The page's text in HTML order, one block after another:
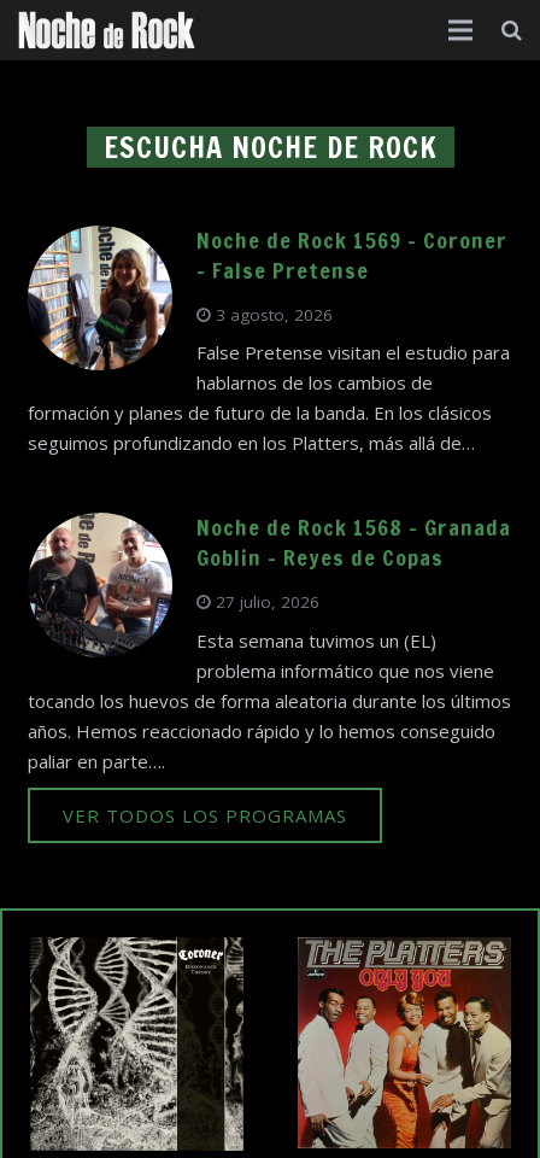
Categorías
Foro
Contacto
Acerca de
ESCUCHA NOCHE DE ROCK
Noche de Rock 1569 – Coroner
– False Pretense
3 agosto, 2026
False Pretense visitan el estudio para
hablarnos de los cambios de
formación y planes de futuro de la banda. En los clásicos
seguimos profundizando en los Platters, más allá de…
Noche de Rock 1568 – Granada
Goblin – Reyes de Copas
27 julio, 2026
Esta semana tuvimos un (EL)
problema informático que nos viene
tocando los huevos de forma aleatoria durante los últimos
años. Hemos reaccionado rápido y lo hemos conseguido
paliar en parte….
VER TODOS LOS PROGRAMAS